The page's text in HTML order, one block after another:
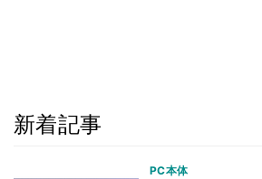
新着記事
PC本体